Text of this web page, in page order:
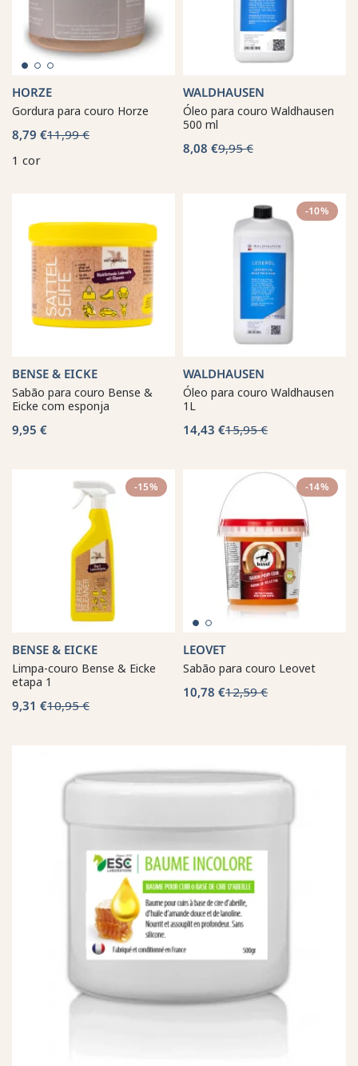
HORZE
Gordura para couro Horze
8,79 €11,99 €
1 cor
WALDHAUSEN
Óleo para couro Waldhausen
500 ml
8,08 €9,95 €
BENSE & EICKE
Sabão para couro Bense &
Eicke com esponja
9,95 €
-10%
WALDHAUSEN
Óleo para couro Waldhausen
1L
14,43 €15,95 €
-15%
BENSE & EICKE
Limpa-couro Bense & Eicke
etapa 1
9,31 €10,95 €
-14%
LEOVET
Sabão para couro Leovet
10,78 €12,59 €